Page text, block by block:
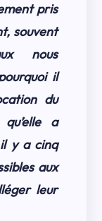
pris
souvent
nous
il
du
a
y a cinq
aux
leur